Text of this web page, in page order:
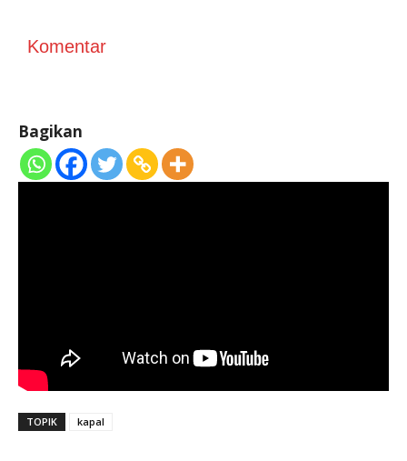
Komentar
Bagikan
TOPIK kapal